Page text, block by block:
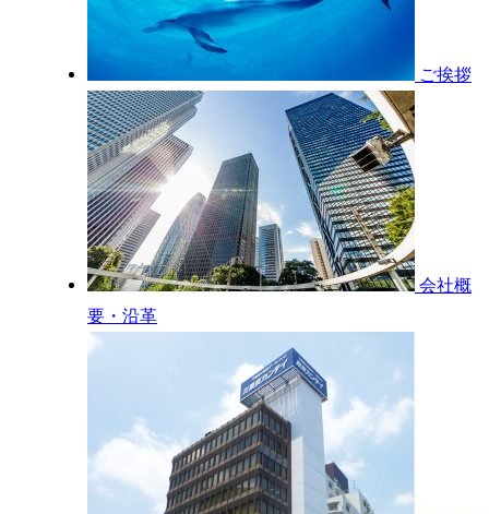
ご挨拶
会社概
要・沿革